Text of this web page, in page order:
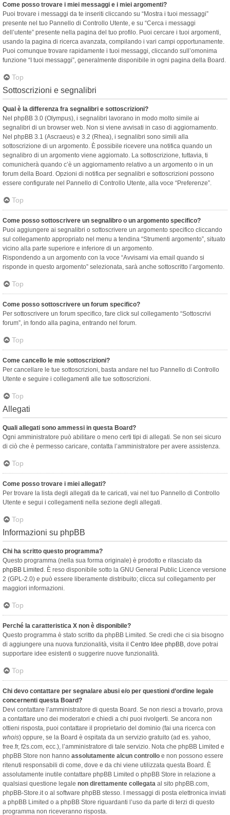
Come posso trovare i miei messaggi e i miei argomenti?
Puoi trovare i messaggi da te inseriti cliccando su “Mostra i tuoi messaggi”
presente nel tuo Pannello di Controllo Utente, e su “Cerca i messaggi
dell’utente” presente nella pagina del tuo profilo. Puoi cercare i tuoi argomenti,
usando la pagina di ricerca avanzata, compilando i vari campi opportunamente.
Puoi comunque trovare rapidamente i tuoi messaggi, cliccando sull’omonima
funzione “I tuoi messaggi”, generalmente disponibile in ogni pagina della Board.
Top
Sottoscrizioni e segnalibri
Qual è la differenza fra segnalibri e sottoscrizioni?
Nel phpBB 3.0 (Olympus), i segnalibri lavorano in modo molto simile ai
segnalibri di un browser web. Non si viene avvisati in caso di aggiornamento.
Nel phpBB 3.1 (Ascraeus) e 3.2 (Rhea), i segnalibri sono simili alla
sottoscrizione di un argomento. È possibile ricevere una notifica quando un
segnalibro di un argomento viene aggiornato. La sottoscrizione, tuttavia, ti
comunicherà quando c’è un aggiornamento relativo a un argomento o in un
forum della Board. Opzioni di notifica per segnalibri e sottoscrizioni possono
essere configurate nel Pannello di Controllo Utente, alla voce “Preferenze”.
Top
Come posso sottoscrivere un segnalibro o un argomento specifico?
Puoi aggiungere ai segnalibri o sottoscrivere un argomento specifico cliccando
sul collegamento appropriato nel menu a tendina “Strumenti argomento”, situato
vicino alla parte superiore e inferiore di un argomento.
Rispondendo a un argomento con la voce “Avvisami via email quando si
risponde in questo argomento” selezionata, sarà anche sottoscritto l’argomento.
Top
Come posso sottoscrivere un forum specifico?
Per sottoscrivere un forum specifico, fare click sul collegamento “Sottoscrivi
forum”, in fondo alla pagina, entrando nel forum.
Top
Come cancello le mie sottoscrizioni?
Per cancellare le tue sottoscrizioni, basta andare nel tuo Pannello di Controllo
Utente e seguire i collegamenti alle tue sottoscrizioni.
Top
Allegati
Quali allegati sono ammessi in questa Board?
Ogni amministratore può abilitare o meno certi tipi di allegati. Se non sei sicuro
di ciò che è permesso caricare, contatta l’amministratore per avere assistenza.
Top
Come posso trovare i miei allegati?
Per trovare la lista degli allegati da te caricati, vai nel tuo Pannello di Controllo
Utente e segui i collegamenti nella sezione degli allegati.
Top
Informazioni su phpBB
Chi ha scritto questo programma?
Questo programma (nella sua forma originale) è prodotto e rilasciato da
phpBB Limited . È reso disponibile sotto la GNU General Public Licence versione
2 (GPL-2.0) e può essere liberamente distribuito; clicca sul collegamento per
maggiori informazioni.
Top
Perché la caratteristica X non è disponibile?
Questo programma è stato scritto da phpBB Limited. Se credi che ci sia bisogno
di aggiungere una nuova funzionalità, visita il Centro Idee phpBB, dove potrai
supportare idee esistenti o suggerire nuove funzionalità.
Top
Chi devo contattare per segnalare abusi e/o per questioni d’ordine legale
concernenti questa Board?
Devi contattare l’amministratore di questa Board. Se non riesci a trovarlo, prova
a contattare uno dei moderatori e chiedi a chi puoi rivolgerti. Se ancora non
ottieni risposta, puoi contattare il proprietario del dominio (fai una ricerca con
whois) oppure, se la Board è ospitata da un servizio gratuito (ad es. yahoo,
free.fr, f2s.com, ecc.), l’amministratore di tale servizio. Nota che phpBB Limited e
phpBB Store non hanno assolutamente alcun controllo e non possono essere
ritenuti responsabili di come, dove e da chi viene utilizzata questa Board. È
assolutamente inutile contattare phpBB Limited o phpBB Store in relazione a
qualsiasi questione legale non direttamente collegata al sito phpBB.com,
phpBB-Store.it o al software phpBB stesso. I messaggi di posta elettronica inviati
a phpBB Limited o a phpBB Store riguardanti l’uso da parte di terzi di questo
programma non riceveranno risposta.